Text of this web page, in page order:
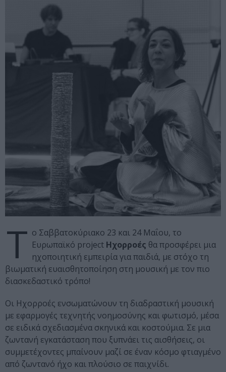
Τ ο Σαββατοκύριακο 23 και 24 Μαΐου, το
Ευρωπαϊκό project Ηχορροές θα προσφέρει μια
ηχοποιητική εμπειρία για παιδιά, με στόχο τη
βιωματική ευαισθητοποίηση στη μουσική με τον πιο
διασκεδαστικό τρόπο!
Οι Ηχορροές ενσωματώνουν τη διαδραστική μουσική
με εφαρμογές τεχνητής νοημοσύνης και φωτισμό, μέσα
σε ειδικά σχεδιασμένα σκηνικά και κοστούμια. Σε μια
ζωντανή εγκατάσταση που ξυπνάει τις αισθήσεις, οι
συμμετέχοντες μπαίνουν μαζί σε έναν κόσμο φτιαγμένο
από ζωντανό ήχο και πλούσιο σε παιχνίδι.